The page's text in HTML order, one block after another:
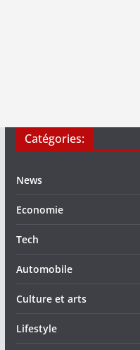
Catégories:
News
Economie
Tech
Automobile
Culture et arts
Lifestyle